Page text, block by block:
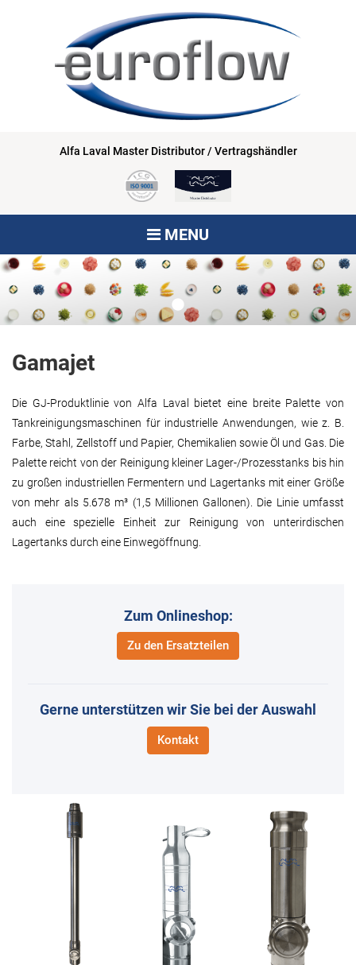
Alfa Laval Master Distributor / Vertragshändler
MENU
Gamajet
Die GJ-Produktlinie von Alfa Laval bietet eine breite Palette von
Tankreinigungsmaschinen für industrielle Anwendungen, wie z. B.
Farbe, Stahl, Zellstoff und Papier, Chemikalien sowie Öl und Gas. Die
Palette reicht von der Reinigung kleiner Lager-/Prozesstanks bis hin
zu großen industriellen Fermentern und Lagertanks mit einer Größe
von mehr als 5.678 m³ (1,5 Millionen Gallonen). Die Linie umfasst
auch eine spezielle Einheit zur Reinigung von unterirdischen
Lagertanks durch eine Einwegöffnung.
Zum Onlineshop:
Zu den Ersatzteilen
Gerne unterstützen wir Sie bei der Auswahl
Kontakt